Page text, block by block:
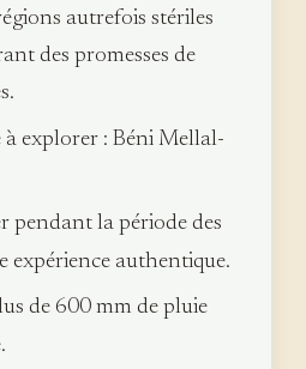
autrefois stériles
des promesses de
à explorer : Béni Mellal-
pendant la période des
expérience authentique.
de 600 mm de pluie